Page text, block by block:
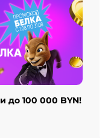
до 100 000 BYN!